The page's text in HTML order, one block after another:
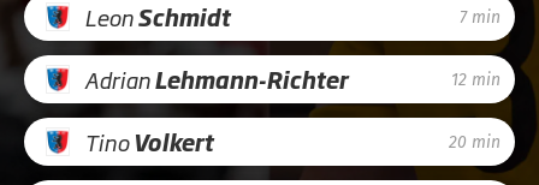
LeonSchmidt 7 min
AdrianLehmann-Richter 12 min
TinoVolkert 20 min